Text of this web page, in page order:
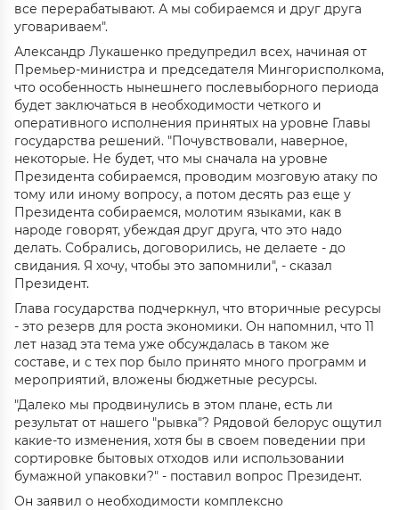
все перерабатывают. А мы собираемся и друг друга
уговариваем".
Александр Лукашенко предупредил всех, начиная от
Премьер-министра и председателя Мингорисполкома,
что особенность нынешнего послевыборного периода
будет заключаться в необходимости четкого и
оперативного исполнения принятых на уровне Главы
государства решений. "Почувствовали, наверное,
некоторые. Не будет, что мы сначала на уровне
Президента собираемся, проводим мозговую атаку по
тому или иному вопросу, а потом десять раз еще у
Президента собираемся, молотим языками, как в
народе говорят, убеждая друг друга, что это надо
делать. Собрались, договорились, не делаете - до
свидания. Я хочу, чтобы это запомнили", - сказал
Президент.
Глава государства подчеркнул, что вторичные ресурсы
- это резерв для роста экономики. Он напомнил, что 11
лет назад эта тема уже обсуждалась в таком же
составе, и с тех пор было принято много программ и
мероприятий, вложены бюджетные ресурсы.
"Далеко мы продвинулись в этом плане, есть ли
результат от нашего "рывка"? Рядовой белорус ощутил
какие-то изменения, хотя бы в своем поведении при
сортировке бытовых отходов или использовании
бумажной упаковки?" - поставил вопрос Президент.
Он заявил о необходимости комплексно